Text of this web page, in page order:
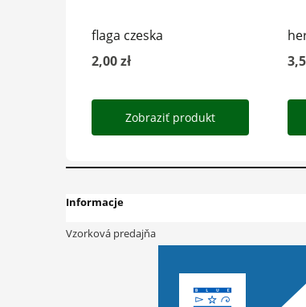
Informacje
Vzorková predajňa